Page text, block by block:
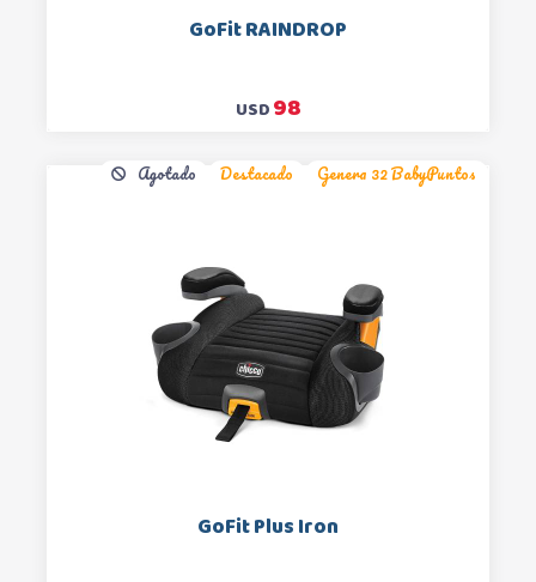
GoFit RAINDROP
USD98
Agotado Destacado Genera 32 BabyPuntos
GoFit Plus Iron